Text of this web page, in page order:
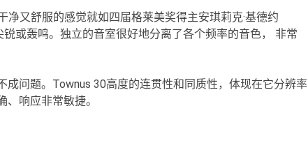
净又舒服的感觉就如四届格莱美奖得主安琪莉克·基德约
锐或轰鸣。独立的音室很好地分离了各个频率的音色， 非常
成问题。Townus 30高度的连贯性和同质性，体现在它分辨率
响应非常敏捷。